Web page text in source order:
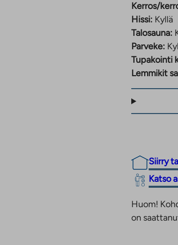
Kerros/
Hissi: Kyllä
Talosauna:
Parveke:
Tupakointi
Lemmikit
Siirry
Katso
Linkki
Huom!
on